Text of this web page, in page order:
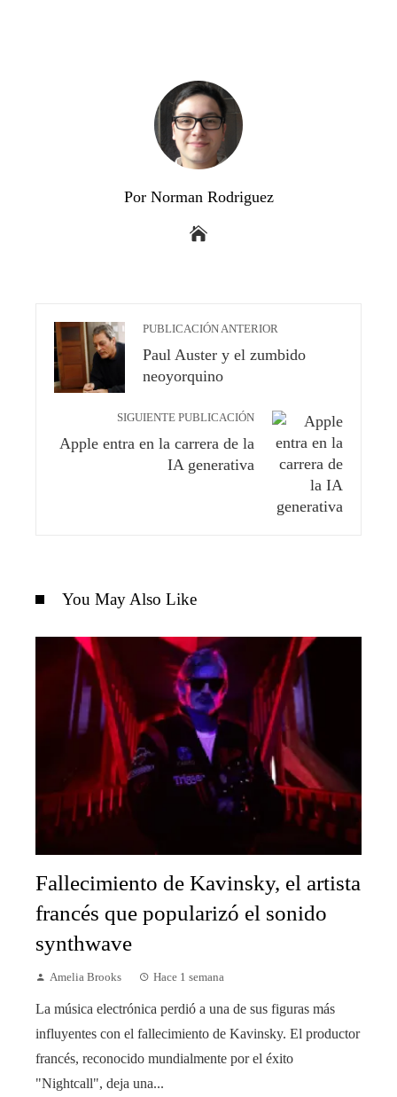
Por Norman Rodriguez
PUBLICACIÓN ANTERIOR
Paul Auster y el zumbido
neoyorquino
SIGUIENTE PUBLICACIÓN
Apple entra en la carrera de la
IA generativa
You May Also Like
Fallecimiento de Kavinsky, el artista
francés que popularizó el sonido
synthwave
Amelia Brooks Hace 1 semana
La música electrónica perdió a una de sus figuras más
influyentes con el fallecimiento de Kavinsky. El productor
francés, reconocido mundialmente por el éxito
"Nightcall", deja una...